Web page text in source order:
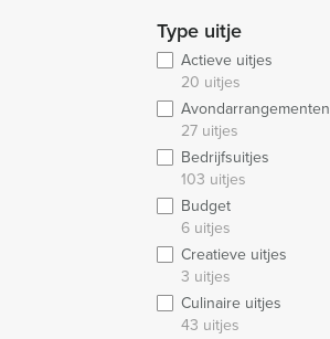
Type uitje
Actieve uitjes
20 uitjes
Avondarrangementen
27 uitjes
Bedrijfsuitjes
103 uitjes
Budget
6 uitjes
Creatieve uitjes
3 uitjes
Culinaire uitjes
43 uitjes